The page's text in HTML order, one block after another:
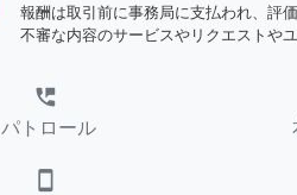
報酬は取引前に事務局に支払われ、評
不審な内容のサービスやリクエストや
perm_phone_msg
パトロール
smartphone